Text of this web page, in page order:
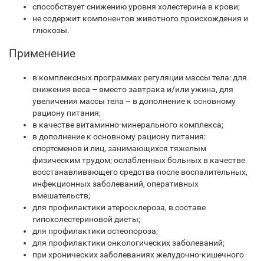
способствует снижению уровня холестерина в крови;
не содержит компонентов животного происхождения и
глюкозы.
Применение
в комплексных программах регуляции массы тела: для
снижения веса – вместо завтрака и/или ужина, для
увеличения массы тела – в дополнение к основному
рациону питания;
в качестве витаминно-­минерального комплекса;
в дополнение к основному рациону питания:
спортсменов и лиц, занимающихся тяжелым
физическим трудом; ослабленных больных в качестве
восстанавливающего средства после воспалительных,
инфекционных заболеваний, оперативных
вмешательств;
для профилактики атеросклероза, в составе
гипохолестериновой диеты;
для профилактики остеопороза;
для профилактики онкологических заболеваний;
при хронических заболеваниях желудочно­-кишечного